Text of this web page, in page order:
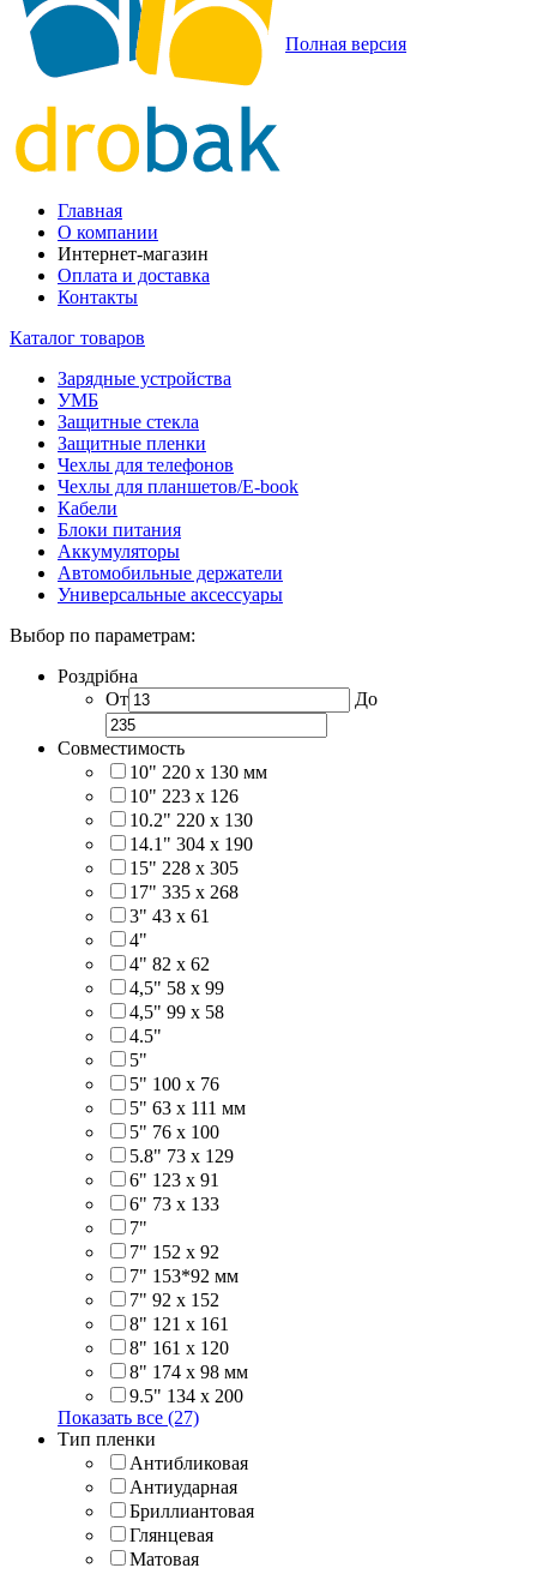
Полная версия
Главная
О компании
Интернет-магазин
Оплата и доставка
Контакты
Каталог товаров
Зарядные устройства
УМБ
Защитные стекла
Защитные пленки
Чехлы для телефонов
Чехлы для планшетов/E-book
Кабели
Блоки питания
Аккумуляторы
Автомобильные держатели
Универсальные аксессуары
Выбор по параметрам:
Роздрібна
От
До
Совместимость
10" 220 x 130 мм
10" 223 x 126
10.2" 220 x 130
14.1" 304 х 190
15" 228 x 305
17" 335 х 268
3" 43 x 61
4"
4" 82 x 62
4,5" 58 х 99
4,5" 99 x 58
4.5"
5"
5" 100 x 76
5" 63 x 111 мм
5" 76 х 100
5.8" 73 x 129
6" 123 х 91
6" 73 х 133
7"
7" 152 x 92
7" 153*92 мм
7" 92 х 152
8" 121 х 161
8" 161 х 120
8" 174 x 98 мм
9.5" 134 x 200
Показать все (27)
Тип пленки
Антибликовая
Антиударная
Бриллиантовая
Глянцевая
Матовая